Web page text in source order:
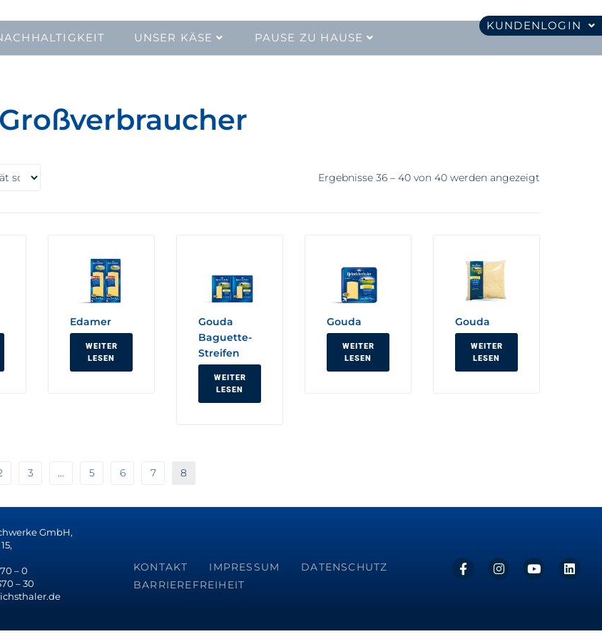
KUNDENLOGIN
UNSER KÄSE PAUSE ZU HAUSE
Großverbraucher
Ergebnisse 36 – 40 von 40 werden angezeigt
Edamer
WEITER
LESEN
Gouda
Baguette-
Streifen
WEITER
LESEN
Gouda
WEITER
LESEN
Gouda
WEITER
LESEN
3 … 5 6 7 8
GmbH,
– 0
– 30
KONTAKT IMPRESSUM
DATENSCHUTZ
BARRIEREFREIHEIT